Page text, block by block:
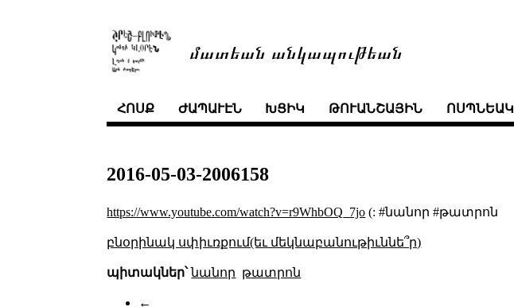
մատեան անկապութեան
ՀՈՍՔ ԺԱՊԱՒԷՆ ԽՑԻԿ ԹՈՒԱՆՇԱՅԻՆ ՈՍՊՆԵԱԿ
2016-05-03-2006158
https://www.youtube.com/watch?v=r9WhbOQ_7jo (: #նանոր #թատրոն
բնօրինակ սփիւռքում(եւ մեկնաբանութիւննե՞ր)
պիտակներ՝ նանոր թատրոն
←